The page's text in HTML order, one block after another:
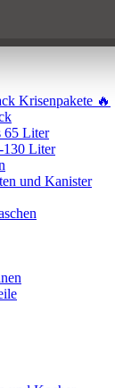
Krisenpakete 🔥
65 Liter
130 Liter
und Kanister